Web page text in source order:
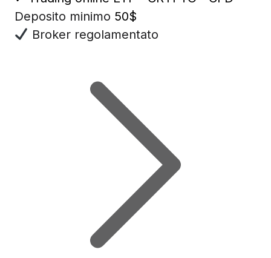
Deposito minimo 50$
Broker regolamentato